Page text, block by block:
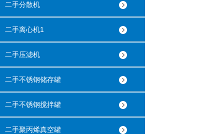
二手分散机
二手离心机1
二手压滤机
二手不锈钢储存罐
二手不锈钢搅拌罐
二手聚丙烯真空罐